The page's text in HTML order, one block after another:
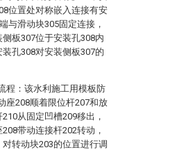
位置处对称嵌入连接有安
与滑动块305固定连接，
板307位于安装孔308内
孔308对安装侧板307的
程：该水利施工用模板防
座208顺着限位杆207和放
从固定凹槽209移出，
带动连接杆202转动，
转动块203的位置进行调